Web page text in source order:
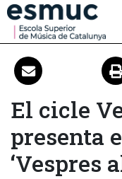
Estudis
Recerca
Serveis
Activitats
El cicle
presenta
‘Vespres